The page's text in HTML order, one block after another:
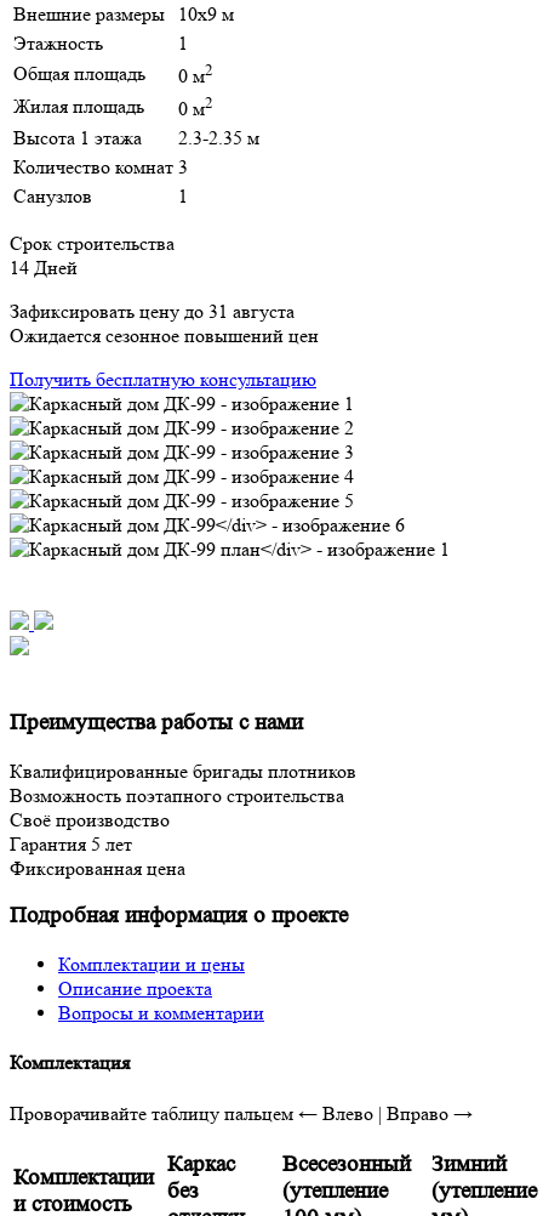
Внешние размеры
10х9 м
Этажность
1
Общая площадь
0 м2
Жилая площадь 0 м2
Высота 1 этажа
2.3-2.35 м
Количество комнат 3
Санузлов
1
Срок строительства
14 Дней
Зафиксировать цену до 31 августа
Ожидается сезонное повышений цен
Получить бесплатную консультацию
Преимущества работы с нами
Квалифицированные бригады плотников
Возможность поэтапного строительства
Своё производство
Гарантия 5 лет
Фиксированная цена
Подробная информация о проекте
Комплектации и цены
Описание проекта
Вопросы и комментарии
Комплектация
Проворачивайте таблицу пальцем ← Влево | Вправо →
Комплектации
и стоимость
Каркас
без
Всесезонный
(утепление
Зимний